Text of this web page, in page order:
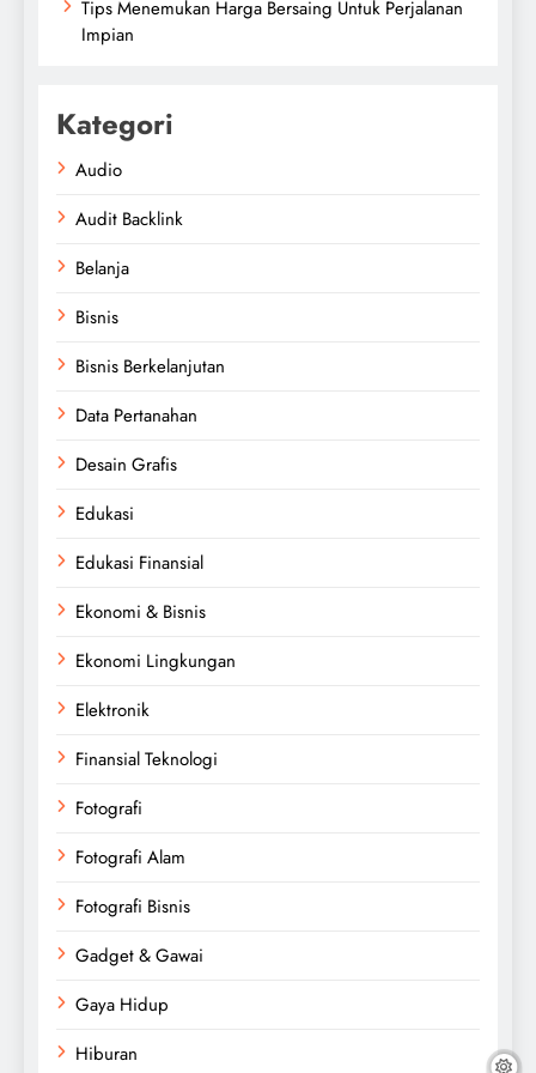
Tips Menemukan Harga Bersaing Untuk Perjalanan
Impian
Kategori
Audio
Audit Backlink
Belanja
Bisnis
Bisnis Berkelanjutan
Data Pertanahan
Desain Grafis
Edukasi
Edukasi Finansial
Ekonomi & Bisnis
Ekonomi Lingkungan
Elektronik
Finansial Teknologi
Fotografi
Fotografi Alam
Fotografi Bisnis
Gadget & Gawai
Gaya Hidup
Hiburan